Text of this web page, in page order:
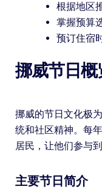
根据地区
掌握预算
预订住宿
挪威节日概
挪威的节日文化极
统和社区精神。每
居民，让他们参与
主要节日简介